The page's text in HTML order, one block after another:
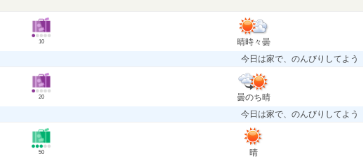
10
晴時々曇
今日は家で、のんびりしてよう
20
曇のち晴
今日は家で、のんびりしてよう
50
晴